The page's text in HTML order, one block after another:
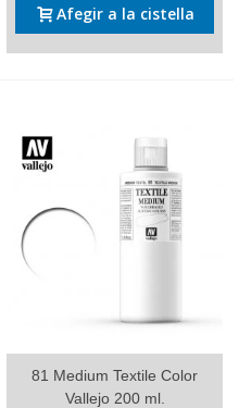
Afegir a la cistella
81 Medium Textile Color
Vallejo 200 ml.